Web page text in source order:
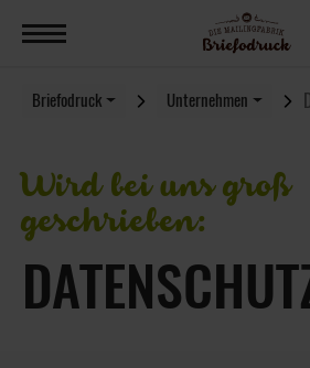
Briefodruck Unternehmen
Wird bei uns groß
geschrieben: